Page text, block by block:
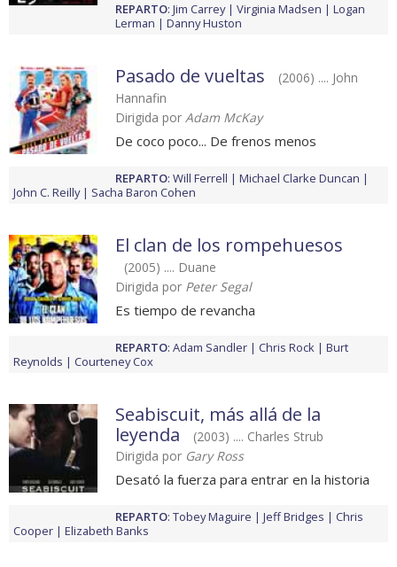
REPARTO: Jim Carrey Virginia Madsen
Logan
Lerman
Danny Huston
Pasado de vueltas
(2006) .... John
Hannafin
Dirigida por Adam McKay
De coco poco... De frenos menos
REPARTO: Will Ferrell
Michael Clarke Duncan
John C. Reilly
Sacha Baron Cohen
El clan de los rompehuesos
(2005) .... Duane
Dirigida por Peter Segal
Es tiempo de revancha
REPARTO: Adam Sandler Chris Rock
Burt
Reynolds
Courteney Cox
Seabiscuit, más allá de la
leyenda
(2003) .... Charles Strub
Dirigida por Gary Ross
Desató la fuerza para entrar en la historia
REPARTO: Tobey Maguire Jeff Bridges
Chris
Cooper
Elizabeth Banks